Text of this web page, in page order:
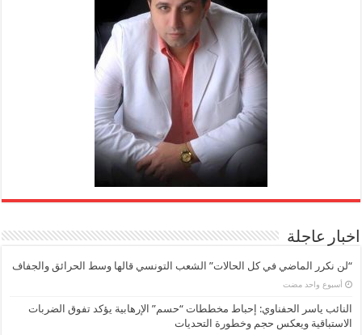
اخبار عاجلة
“لن نكرر الماضي في كل الحالات” الشعب التونسي قالها وسط الحرائق والجفاف
‏أسبوع واحد مضت
النائب ياسر الحفناوي: إحباط مخططات “حسم” الإرهابية يؤكد تفوق الضربات
الاستباقية ويعكس حجم وخطورة التحديات